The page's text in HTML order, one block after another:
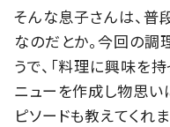
そんな息子さんは、普
なのだとか。今回の
うで、「料理に興味を
ニューを作成し物思い
ピソードも教えてくれま